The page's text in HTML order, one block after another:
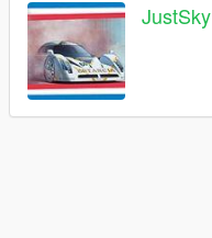
JustSky